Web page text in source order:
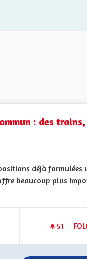
: des
déjà formulées
beaucoup plus
51 51